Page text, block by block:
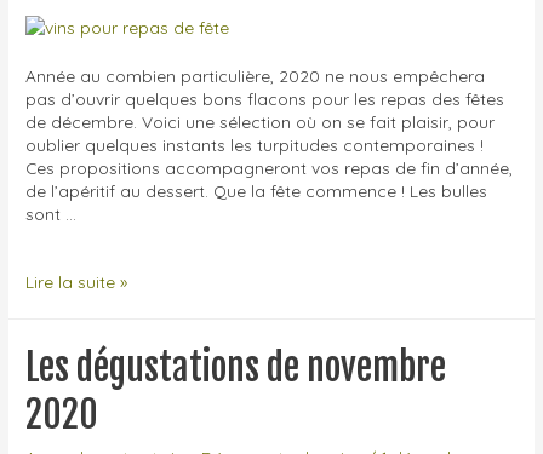
Année au combien particulière, 2020 ne nous empêchera
pas d’ouvrir quelques bons flacons pour les repas des fêtes
de décembre. Voici une sélection où on se fait plaisir, pour
oublier quelques instants les turpitudes contemporaines !
Ces propositions accompagneront vos repas de fin d’année,
de l’apéritif au dessert. Que la fête commence ! Les bulles
sont …
8
accords
pour
vos
repas
Lire la suite »
Les dégustations de novembre
2020